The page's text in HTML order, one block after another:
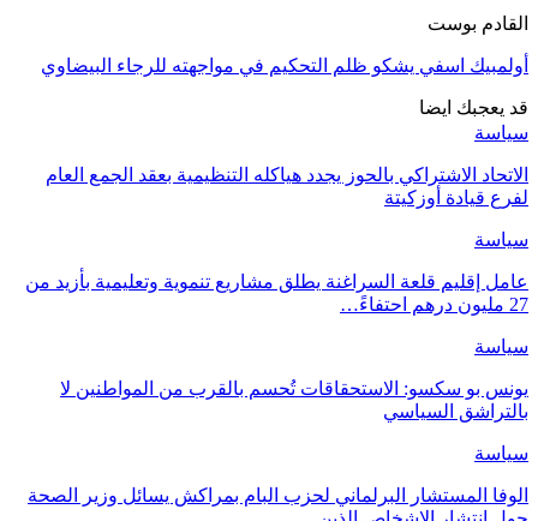
القادم بوست
أولمبيك اسفي يشكو ظلم التحكيم في مواجهته للرجاء البيضاوي
قد يعجبك ايضا
سياسة
الاتحاد الاشتراكي بالحوز يجدد هياكله التنظيمية بعقد الجمع العام
لفرع قيادة أوزكيتة
سياسة
عامل إقليم قلعة السراغنة يطلق مشاريع تنموية وتعليمية بأزيد من
27 مليون درهم احتفاءً…
سياسة
يونس بو سكسو: الاستحقاقات تُحسم بالقرب من المواطنين لا
بالتراشق السياسي
سياسة
الوفا المستشار البرلماني لحزب البام بمراكش يسائل وزير الصحة